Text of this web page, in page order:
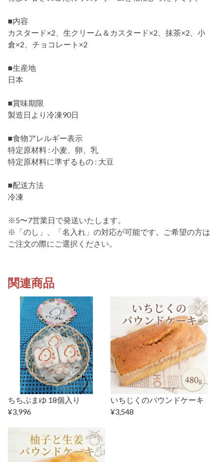
■内容
カスタード×2、生クリーム＆カスタード×2、抹茶×2、小
倉×2、チョコレート×2
■生産地
日本
■賞味期限
製造日より冷凍90日
■食物アレルギー表示
特定原材料 : 小麦、卵、乳
特定原材料に準ずるもの : 大豆
■配送方法
冷凍
※5〜7営業日で発送いたします。
※「のし」、「名入れ」の対応が可能です。ご希望の方は
ご注文の際にご選択ください。
関連商品
ちちぶまゆ 18個入り
¥3,996
いちじくのパウンドケーキ
¥3,548